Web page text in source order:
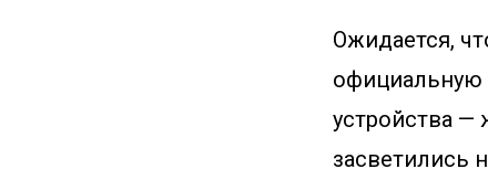
Ожидается,
официальную
устройства —
засветились